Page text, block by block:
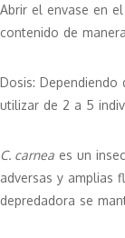
Abrir el envase en
contenido de
Dosis:
utilizar de 2 a 5
C. carnea es un
adversas y amplias
depredadora se